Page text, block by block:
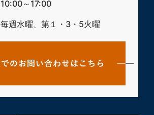
10:00～17:00
毎週水曜、第１・3・5火曜